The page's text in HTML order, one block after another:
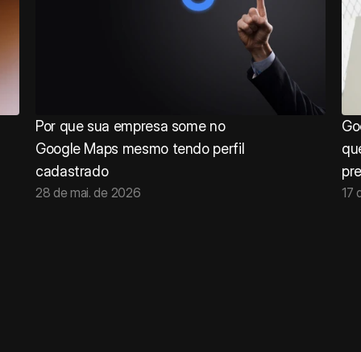
Por que sua empresa some no
Google Maps mesmo tendo perfil
cadastrado
28 de mai. de 2026 17